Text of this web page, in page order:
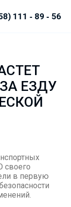
111 ‑ 89 ‑ 56
ЕЗДУ
своего
в первую